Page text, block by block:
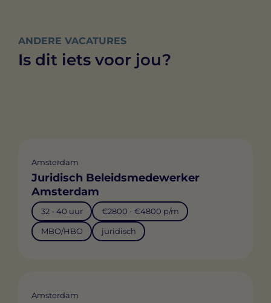
ANDERE VACATURES
Is dit iets voor jou?
Amsterdam
Juridisch Beleidsmedewerker
Amsterdam
32 - 40 uur €2800 - €4800 p/m
MBO/HBO juridisch
Amsterdam